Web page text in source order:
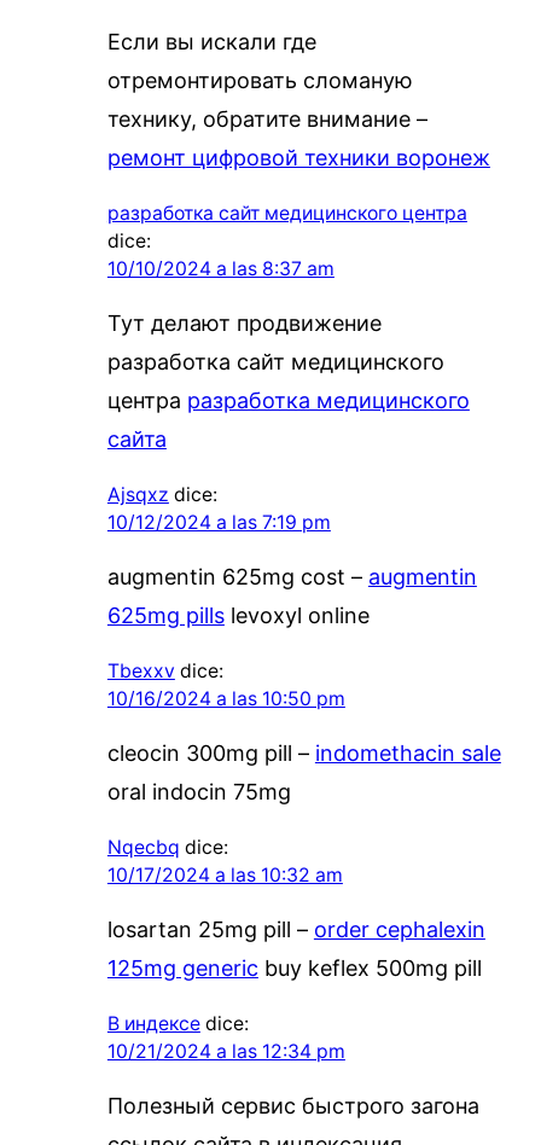
Если вы искали где
отремонтировать сломаную
технику, обратите внимание –
ремонт цифровой техники воронеж
разработка сайт медицинского центра
dice:
10/10/2024 a las 8:37 am
Тут делают продвижение
разработка сайт медицинского
центра разработка медицинского
сайта
Ajsqxz dice:
10/12/2024 a las 7:19 pm
augmentin 625mg cost – augmentin
625mg pillslevoxyl online
Tbexxv dice:
10/16/2024 a las 10:50 pm
cleocin 300mg pill – indomethacin sale
oral indocin 75mg
Nqecbq dice:
10/17/2024 a las 10:32 am
losartan 25mg pill – order cephalexin
125mg generic buy keflex 500mg pill
В индексе dice:
10/21/2024 a las 12:34 pm
Полезный сервис быстрого загона